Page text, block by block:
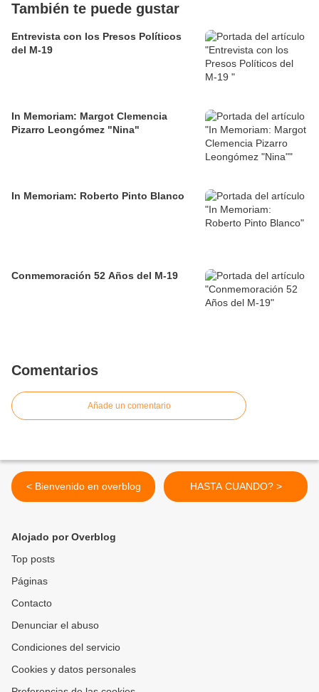
También te puede gustar
Entrevista con los Presos Políticos
del M-19
In Memoriam: Margot Clemencia
Pizarro Leongómez "Nina"
In Memoriam: Roberto Pinto Blanco
Conmemoración 52 Años del M-19
Comentarios
Añade un comentario
< Bienvenido en overblog HASTA CUANDO? >
Alojado por Overblog
Top posts
Páginas
Contacto
Denunciar el abuso
Condiciones del servicio
Cookies y datos personales